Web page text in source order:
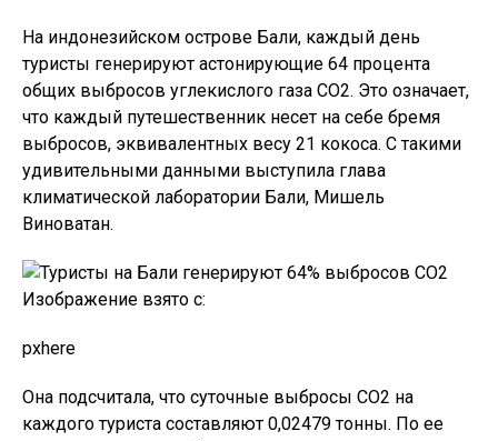
На индонезийском острове Бали, каждый день
туристы генерируют астонирующие 64 процента
общих выбросов углекислого газа CO2. Это означает,
что каждый путешественник несет на себе бремя
выбросов, эквивалентных весу 21 кокоса. С такими
удивительными данными выступила глава
климатической лаборатории Бали, Мишель
Виноватан.
Изображение взято с:
pxhere
Она подсчитала, что суточные выбросы CO2 на
каждого туриста составляют 0,02479 тонны. По ее